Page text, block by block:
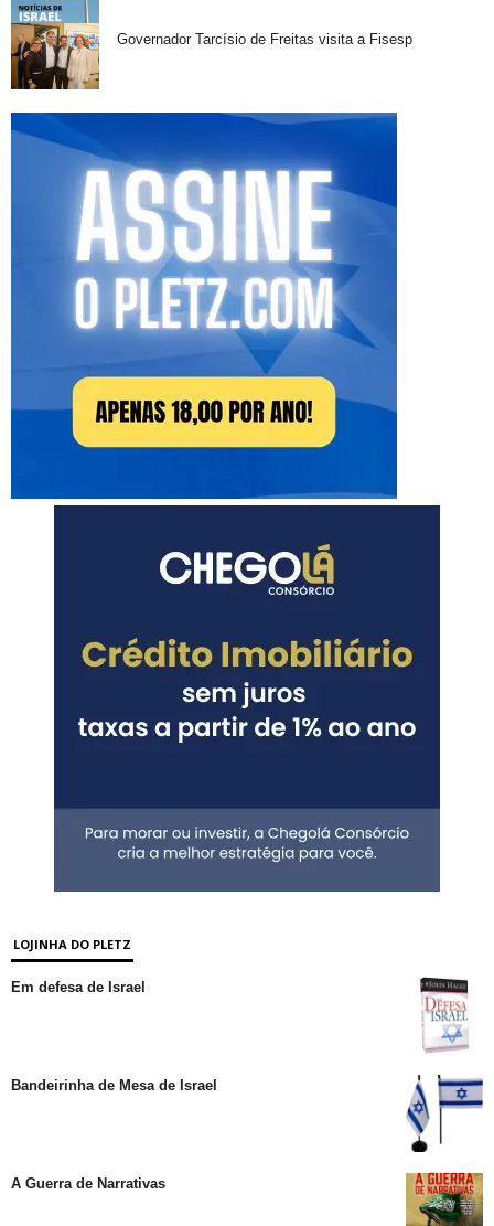
Governador Tarcísio de Freitas visita a Fisesp
LOJINHA DO PLETZ
Em defesa de Israel
Bandeirinha de Mesa de Israel
A Guerra de Narrativas